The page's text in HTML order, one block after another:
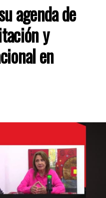
agenda de
y
en